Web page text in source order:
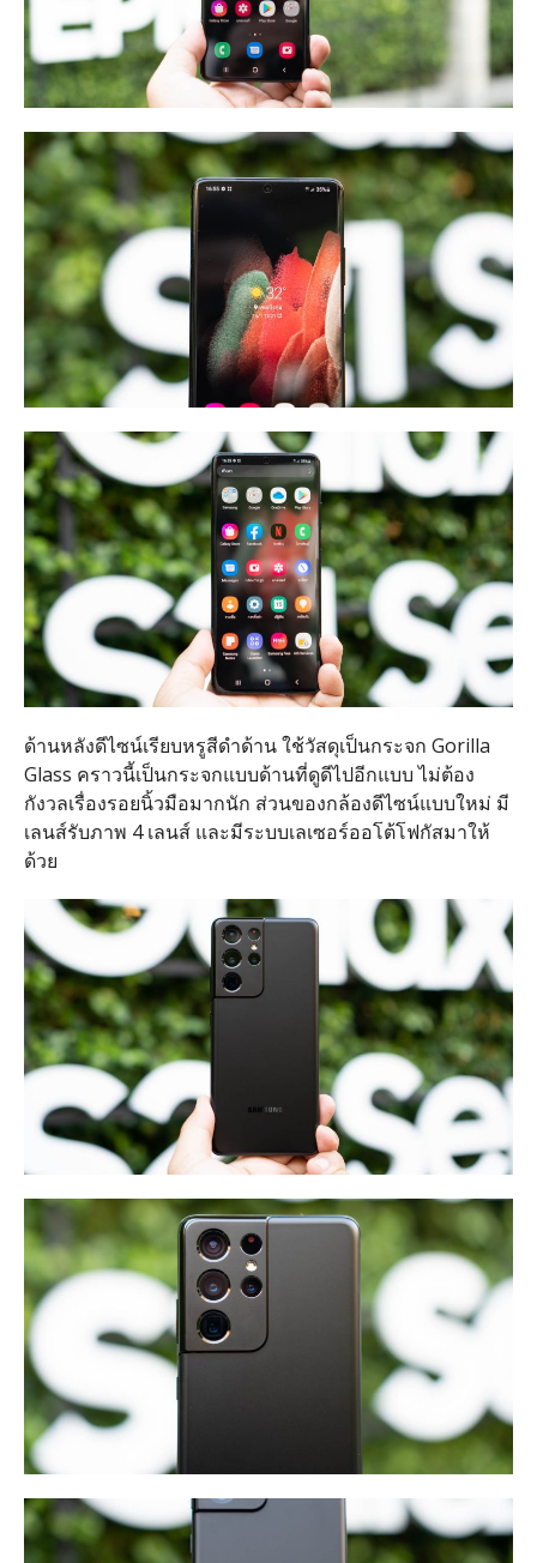
ด้านหลังดีไซน์เรียบหรูสีดำด้าน ใช้วัสดุเป็นกระจก Gorilla
Glass คราวนี้เป็นกระจกแบบด้านที่ดูดีไปอีกแบบ ไม่ต้อง
กังวลเรื่องรอยนิ้วมือมากนัก ส่วนของกล้องดีไซน์แบบใหม่ มี
เลนส์รับภาพ 4 เลนส์ และมีระบบเลเซอร์ออโต้โฟกัสมาให้
ด้วย